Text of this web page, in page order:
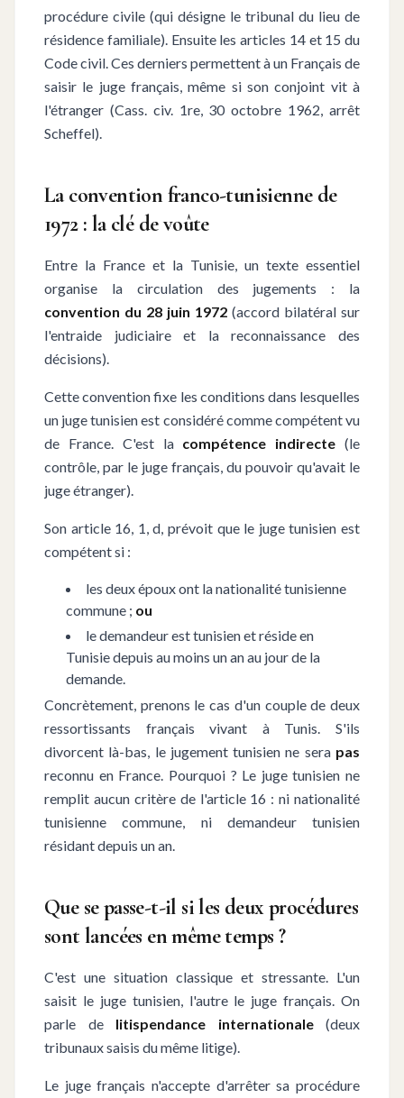
procédure civile (qui désigne le tribunal du lieu de
résidence familiale). Ensuite les articles 14 et 15 du
Code civil. Ces derniers permettent à un Français de
saisir le juge français, même si son conjoint vit à
l'étranger (Cass. civ. 1re, 30 octobre 1962, arrêt
Scheffel).
La convention franco-tunisienne de
1972 : la clé de voûte
Entre la France et la Tunisie, un texte essentiel
organise la circulation des jugements : la
convention du 28 juin 1972 (accord bilatéral sur
l'entraide judiciaire et la reconnaissance des
décisions).
Cette convention fixe les conditions dans lesquelles
un juge tunisien est considéré comme compétent vu
de France. C'est la compétence indirecte (le
contrôle, par le juge français, du pouvoir qu'avait le
juge étranger).
Son article 16, 1, d, prévoit que le juge tunisien est
compétent si :
les deux époux ont la nationalité tunisienne
commune ; ou
le demandeur est tunisien et réside en
Tunisie depuis au moins un an au jour de la
demande.
Concrètement, prenons le cas d'un couple de deux
ressortissants français vivant à Tunis. S'ils
divorcent là-bas, le jugement tunisien ne sera pas
reconnu en France. Pourquoi ? Le juge tunisien ne
remplit aucun critère de l'article 16 : ni nationalité
tunisienne commune, ni demandeur tunisien
résidant depuis un an.
Que se passe-t-il si les deux procédures
sont lancées en même temps ?
C'est une situation classique et stressante. L'un
saisit le juge tunisien, l'autre le juge français. On
parle de litispendance internationale(deux
tribunaux saisis du même litige).
Le juge français n'accepte d'arrêter sa procédure